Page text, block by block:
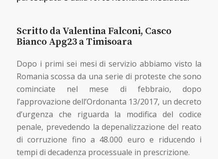
Scritto da Valentina Falconi, Casco
Bianco Apg23 a Timisoara
Dopo i primi sei mesi di servizio abbiamo visto la
Romania scossa da una serie di proteste che sono
cominciate nel mese di febbraio, dopo
l’approvazione dell’Ordonanta 13/2017, un decreto
d’urgenza che riguarda la modifica del codice
penale, prevedendo la depenalizzazione del reato
di corruzione fino a 48.000 euro e riducendo i
tempi di decadenza processuale in prescrizione.